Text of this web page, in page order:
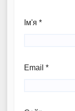
Ім'я *
Email *